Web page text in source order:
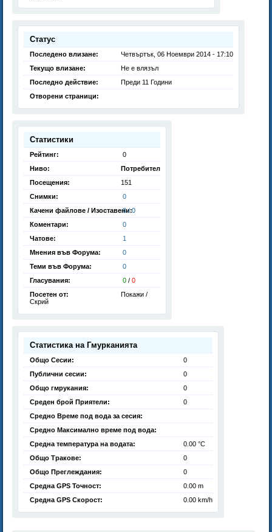
Статус
Последено влизане:
Четвъртък, 06 Ноември 2014 - 17:10
Текущо влизане:
Не е влязъл
Последно действие:
Преди 11 Години
Отворени страници:
Статистики
Рейтинг:
0
Ниво:
Потребител
Посещения:
151
Снимки:
0
Качени файлове / Изоставени:
0 / 0
Коментари:
0
Чатове:
1
Мнения във Форума:
0
Теми във Форума:
0
Гласувания:
0 / 0
Посетен от:
Покажи /
Скрий
Статистика на Гмурканията
Общо Сесии:
0
Публични сесии:
0
Общо гмрукания:
0
Среден брой Приятели:
0
Средно Време под вода за сесия:
Средно Максимално време под вода:
Средна температура на водата:
0.00 °C
Общо Тракове:
0
Общо Преглеждания:
0
Средна GPS Точност:
0.00 m
Средна GPS Скорост:
0.00 km/h